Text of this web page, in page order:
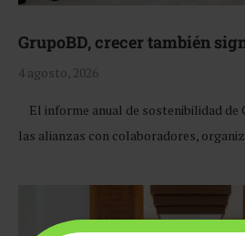
GrupoBD, crecer también
4 agosto, 2026
El informe anual de sostenibilidad de
las alianzas con colaboradores,